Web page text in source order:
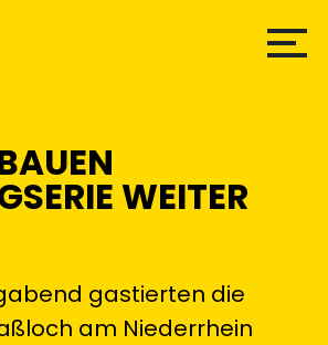
WEITER
gastierten die
am Niederrhein